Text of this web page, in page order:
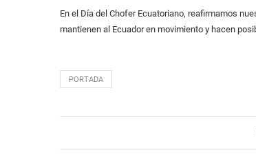
En el Día del Chofer Ecuatoriano, reafirmamos
mantienen al Ecuador en movimiento y hacen
PORTADA